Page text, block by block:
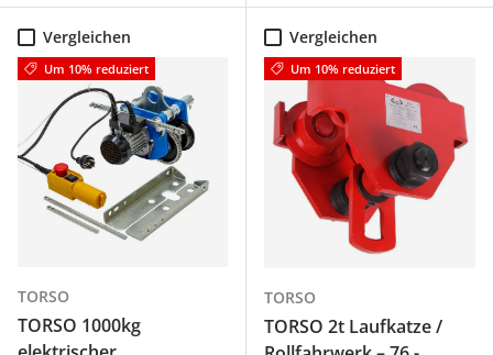
Vergleichen
Um 10% reduziert
TORSO
TORSO 1000kg
Vergleichen
Um 10% reduziert
TORSO
TORSO 2t Laufkatze /